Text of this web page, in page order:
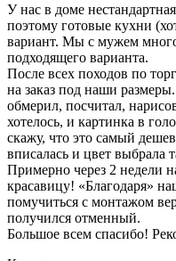
У нас в доме
поэтому готовые кухни
вариант. Мы с мужем
подходящего варианта.
После всех походов по
на заказ под наши
обмерил, посчитал,
хотелось, и картинка в
скажу, что это самый
вписалась и цвет выбрала
Примерно через 2 недели
красавицу! «Благодаря»
помучиться с монтажом
получился отменный.
Большое всем спасибо!